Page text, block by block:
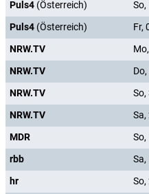
Puls4 (Österreich)
Puls4 (Österreich) Fr,
NRW.TV
NRW.TV
NRW.TV
NRW.TV
MDR
rbb
hr